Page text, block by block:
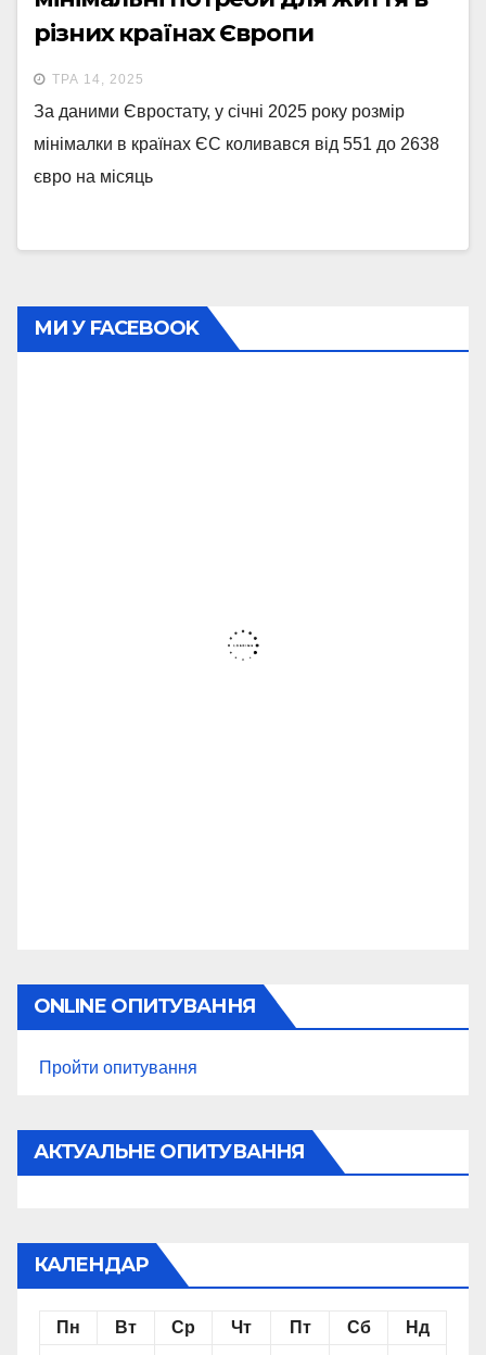
різних країнах Європи
(інфографіка)
ТРА 14, 2025
За даними Євростату, у січні 2025 року розмір
мінімалки в країнах ЄС коливався від 551 до 2638
євро на місяць
МИ У FACEBOOK
ONLINE ОПИТУВАННЯ
Пройти опитування
АКТУАЛЬНЕ ОПИТУВАННЯ
КАЛЕНДАР
Пн Вт Ср Чт Пт Сб Нд